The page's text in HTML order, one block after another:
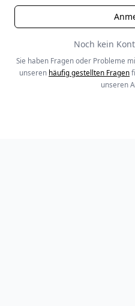
Noch kein
Sie haben Fragen oder Probleme
unseren häufig gestellten Fragen
unseren